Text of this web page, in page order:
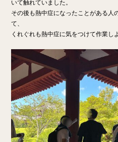
いて触れていました 。
その後も熱中症になったことがある人
て、
くれぐれも熱中症に気をつけて作業し